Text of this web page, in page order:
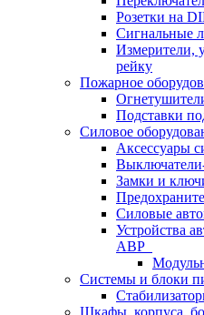
Розетки на
Сигнальные
Измерители,
рейку
Пожарное
Подставки
Силовое
Аксессуары
Замки и
Силовые
Устройства
АВР
Системы и блоки
Шкафы, корпуса,